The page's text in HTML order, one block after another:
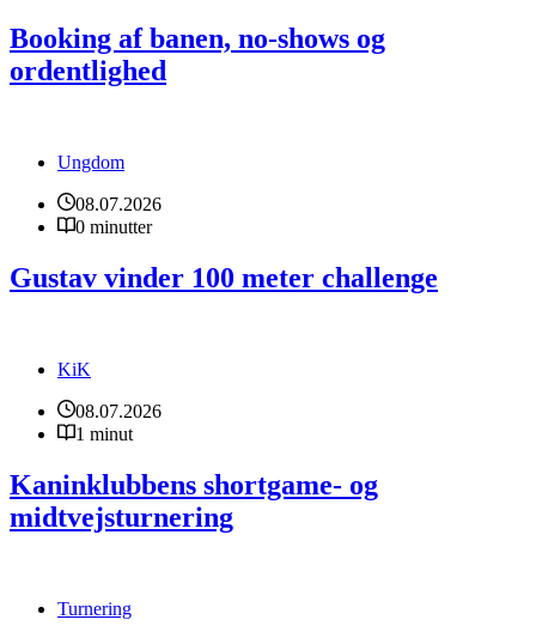
Booking af banen, no-shows og
ordentlighed
Ungdom
08.07.2026
0 minutter
Gustav vinder 100 meter challenge
KiK
08.07.2026
1 minut
Kaninklubbens shortgame- og
midtvejsturnering
Turnering